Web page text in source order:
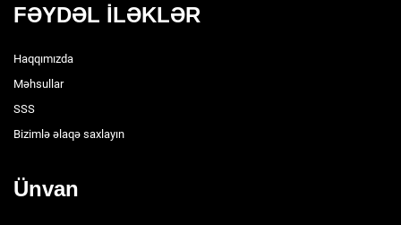
FƏYDƏL İLƏKLƏR
Haqqımızda
Məhsullar
SSS
Bizimlə əlaqə saxlayın
Ünvan